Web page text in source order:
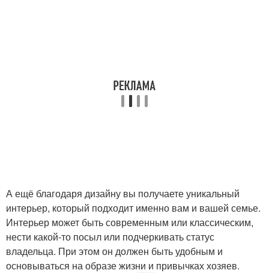
А ещё благодаря дизайну вы получаете уникальный
интерьер, который подходит именно вам и вашей семье.
Интерьер может быть современным или классическим,
нести какой-то посыл или подчеркивать статус
владельца. При этом он должен быть удобным и
основываться на образе жизни и привычках хозяев.